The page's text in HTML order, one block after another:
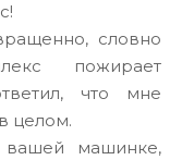
словно
пожирает
что мне
целом.
машинке,